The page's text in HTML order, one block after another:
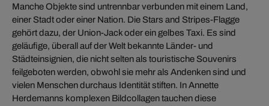
Manche Objekte sind untrennbar verbunden mit einem Land,
einer Stadt oder einer Nation. Die Stars and Stripes-Flagge
gehört dazu, der Union-Jack oder ein gelbes Taxi. Es sind
geläufige, überall auf der Welt bekannte Länder- und
Städteinsignien, die nicht selten als touristische Souvenirs
feilgeboten werden, obwohl sie mehr als Andenken sind und
vielen Menschen durchaus Identität stiften. In Annette
Herdemanns komplexen Bildcollagen tauchen diese